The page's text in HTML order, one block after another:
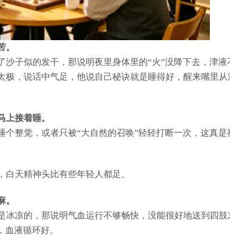
子似的发干，那说明夜里身体里的“火”没降下去，津液
，说话中气足，他说自己秘诀就是睡得好，醒来嘴里从
接着睡。
个整觉，或者只被“大自然的召唤”轻轻打断一次，这真是
天精神头比有些年轻人都足。
凉的，那说明气血运行不够畅快，没能很好地送到四肢
液循环好。